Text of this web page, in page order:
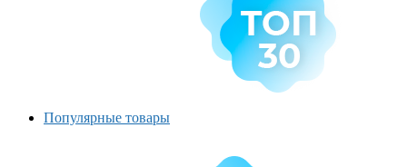
Популярные товары